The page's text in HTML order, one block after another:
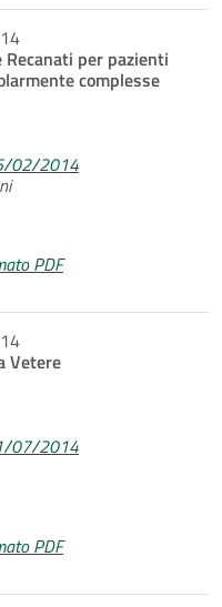
Recanati per pazienti
complesse
02/2014
PDF
Vetere
07/2014
PDF